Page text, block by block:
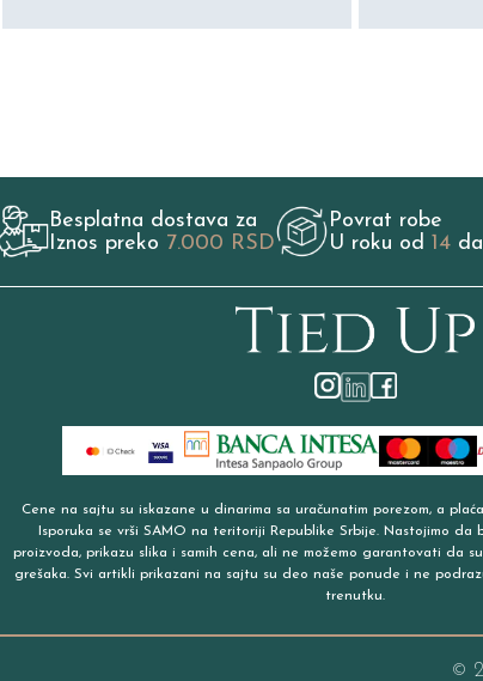
Besplatna dostava za
Iznos preko 7.000 RSD
Povrat robe
U roku od 14
Cene na sajtu su iskazane u dinarima sa uračunatim porezom, a
Isporuka se vrši SAMO na teritoriji Republike Srbije. Nastojimo da
proizvoda, prikazu slika i samih cena, ali ne možemo garantovati da
grešaka. Svi artikli prikazani na sajtu su deo naše ponude i ne
trenutku.
©